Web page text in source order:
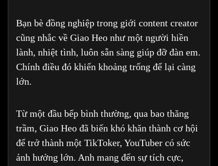
Bạn bè đồng nghiệp trong giới content creator
cũng nhắc về Giao Heo như một người hiền
lành, nhiệt tình, luôn sẵn sàng giúp đỡ đàn em.
Chính điều đó khiến khoảng trống để lại càng
lớn.
Từ một đầu bếp bình thường, qua bao thăng
trầm, Giao Heo đã biến khó khăn thành cơ hội
để trở thành một TikToker, YouTuber có sức
ảnh hưởng lớn. Anh mang đến sự tích cực,